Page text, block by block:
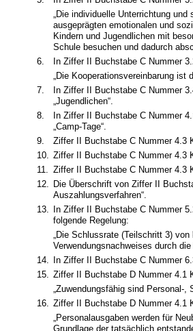
„Die individuelle Unterrichtung
ausgeprägten emotionalen und
Kindern und Jugendlichen mit
Schule besuchen und dadurch
6.
In Ziffer II Buchstabe C Nummer
„Die Kooperationsvereinbarung
7.
In Ziffer II Buchstabe C Nummer
„Jugendlichen“.
8.
In Ziffer II Buchstabe C Nummer
„Camp-Tage“.
9.
Ziffer II Buchstabe C Nummer 4.3
10.
Ziffer II Buchstabe C Nummer 4.3
11.
Ziffer II Buchstabe C Nummer 4.3
12.
Die Überschrift von Ziffer II
Auszahlungsverfahren“.
13.
In Ziffer II Buchstabe C Nummer
folgende Regelung:
„Die Schlussrate (Teilschritt 3)
Verwendungsnachweises durch
14.
In Ziffer II Buchstabe C Nummer
15.
Ziffer II Buchstabe D Nummer 4.1
„Zuwendungsfähig sind Personal-,
16.
Ziffer II Buchstabe D Nummer 4.1
„Personalausgaben werden für
Grundlage der tatsächlich